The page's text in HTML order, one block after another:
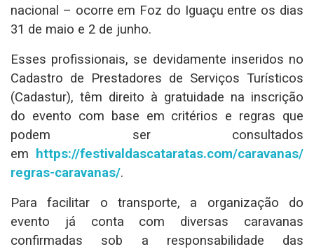
nacional – ocorre em Foz do Iguaçu entre os dias
31 de maio e 2 de junho.
Esses profissionais, se devidamente inseridos no
Cadastro de Prestadores de Serviços Turísticos
(Cadastur), têm direito à gratuidade na inscrição
do evento com base em critérios e regras que
podem ser consultados
em https://festivaldascataratas.com/caravanas/
regras-caravanas/.
Para facilitar o transporte, a organização do
evento já conta com diversas caravanas
confirmadas sob a responsabilidade das